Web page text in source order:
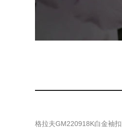
格拉夫GM220918K白金袖扣